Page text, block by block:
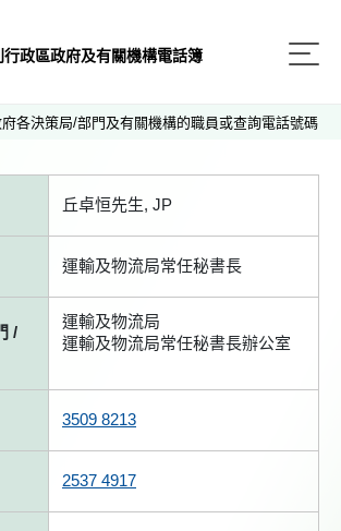
行政區政府及有關機構電話簿
各決策局/部門及有關機構的職員或查詢電話號碼
丘卓恒先生, JP
運輸及物流局常任秘書長
/
運輸及物流局
運輸及物流局常任秘書長辦公室
3509 8213
2537 4917